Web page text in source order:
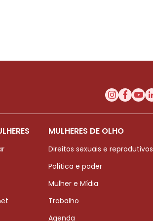
MULHERES DE OLHO
Direitos sexuais e reprodutivos
Política e poder
Mulher e Mídia
Trabalho
Agenda